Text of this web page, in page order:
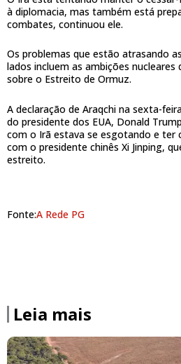
à diplomacia, mas também está
combates, continuou ele.
Os problemas que estão atrasando
lados incluem as ambições
sobre o Estreito de Ormuz.
A declaração de Araqchi na sexta-
do presidente dos EUA, Donald
com o Irã estava se esgotando e ter
com o presidente chinês Xi Jinping,
estreito.
Fonte:A Rede PG
Leia mais